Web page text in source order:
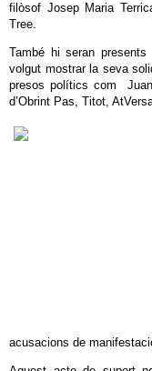
filòsof Josep Maria
Tree.
També hi seran
volgut mostrar la seva
presos polítics com
d’Obrint Pas, Titot,
acusacions de